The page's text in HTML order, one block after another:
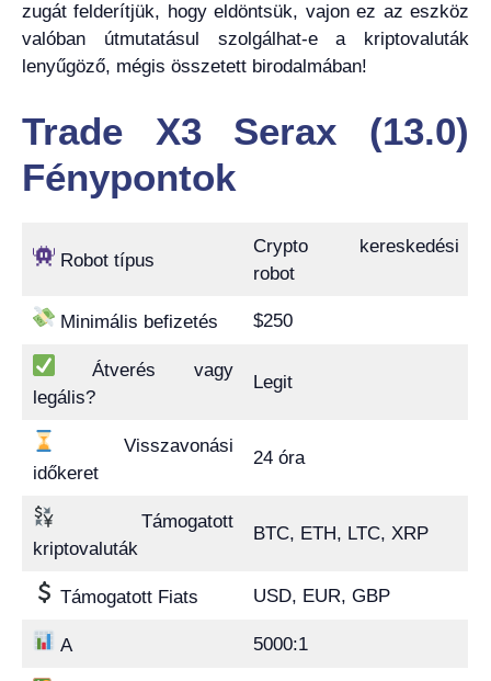
zugát felderítjük, hogy eldöntsük, vajon ez az eszköz
valóban útmutatásul szolgálhat-e a kriptovaluták
lenyűgöző, mégis összetett birodalmában!
Trade X3 Serax (13.0)
Fénypontok
Robot típus
Crypto kereskedési
robot
Minimális befizetés $250
Átverés vagy
legális?
Legit
időkeret
24 óra
kriptovaluták
BTC, ETH, LTC, XRP
Támogatott Fiats USD, EUR, GBP
A 5000:1